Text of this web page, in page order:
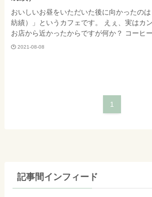
おいしいお昼をいただいた後に向かったの
紡績）」というカフェです。 えぇ、実はカ
お店から近かったからですが何か？ コーヒー
2021-08-08
1
記事間インフィード